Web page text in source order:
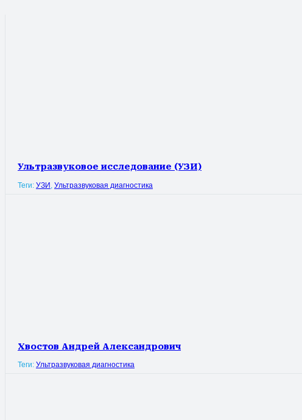
Ультразвуковое исследование (УЗИ)
Теги: УЗИ Ультразвуковая диагностика
Хвостов Андрей Александрович
Теги: Ультразвуковая диагностика